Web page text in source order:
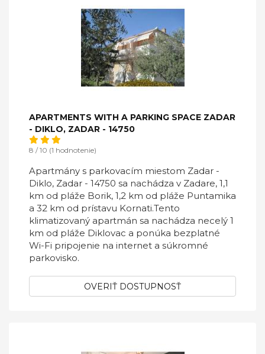
APARTMENTS WITH A PARKING SPACE ZADAR
- DIKLO, ZADAR - 14750
8 / 10 (1 hodnotenie)
Apartmány s parkovacím miestom Zadar -
Diklo, Zadar - 14750 sa nachádza v Zadare, 1,1
km od pláže Borik, 1,2 km od pláže Puntamika
a 32 km od prístavu Kornati.Tento
klimatizovaný apartmán sa nachádza necelý 1
km od pláže Diklovac a ponúka bezplatné
Wi-Fi pripojenie na internet a súkromné ​​
parkovisko.
OVERIŤ DOSTUPNOSŤ